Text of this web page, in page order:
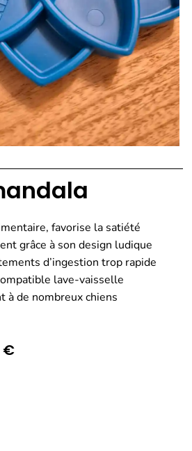
favorise la satiété
grâce à son design ludique
d’ingestion trop rapide
lave-vaisselle
à de nombreux chiens
€